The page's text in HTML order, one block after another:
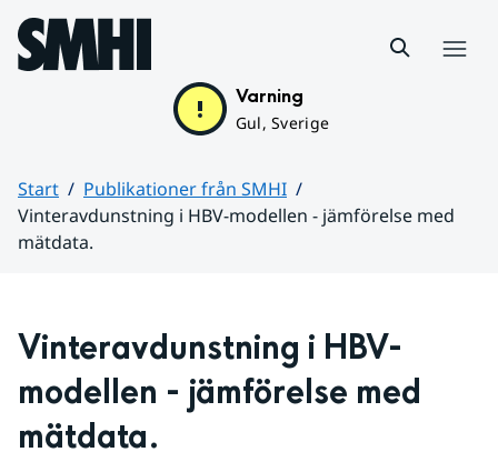
Hoppa till sidans innehåll
Varning
Gul, Sverige
Start
Publikationer från SMHI
Vinteravdunstning i HBV-modellen - jämförelse med
mätdata.
Vinteravdunstning i HBV-
modellen - jämförelse med
mätdata.